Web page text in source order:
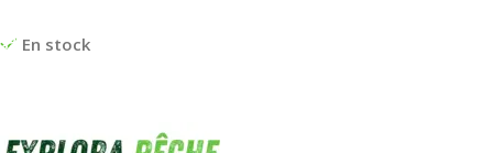
En stock